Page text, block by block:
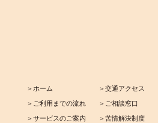
＞ホーム
＞ご利用までの流れ
＞サービスのご案内
＞交通アクセス
＞ご相談窓口
＞苦情解決制度